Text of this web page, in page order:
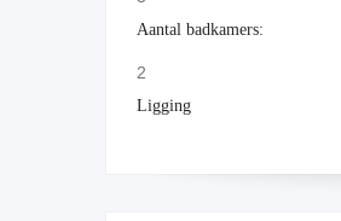
Aantal badkamers:
2
Ligging